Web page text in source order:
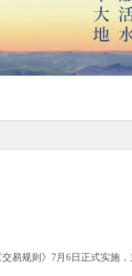
易规则》7月6日正式实施